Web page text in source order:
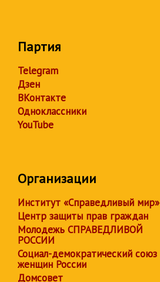
Партия
Telegram
Дзен
ВКонтакте
Одноклассники
YouTube
Организации
Институт «Справедливый мир»
Центр защиты прав граждан
Молодежь СПРАВЕДЛИВОЙ
РОССИИ
Социал-демократический союз
женщин России
Домсовет